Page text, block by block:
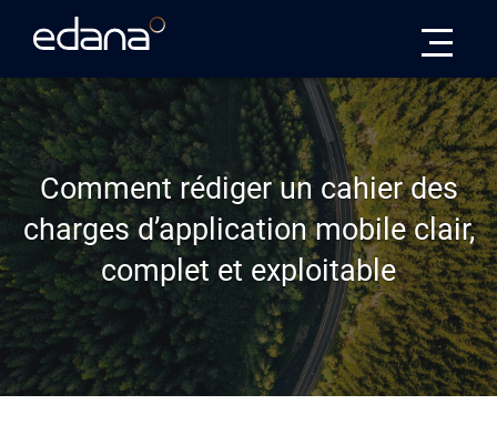
Comment rédiger un cahier des
charges d’application mobile clair,
complet et exploitable